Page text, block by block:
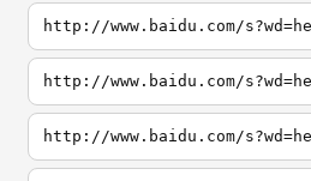
http://www.baidu.com/
http://www.baidu.com/
http://www.baidu.com/